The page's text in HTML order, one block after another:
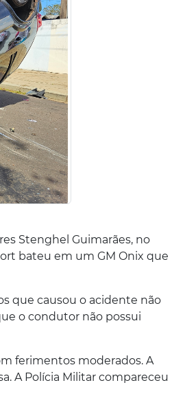
Stenghel Guimarães, no
bateu em um GM Onix que
que causou o acidente não
o condutor não possui
ferimentos moderados. A
A Polícia Militar compareceu